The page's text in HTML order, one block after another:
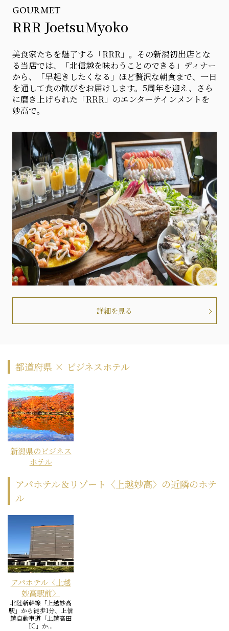
GOURMET
RRR JoetsuMyoko
美食家たちを魅了する「RRR」。その新潟初出店とな
る当店では、「北信越を味わうことのできる」ディナー
から、「早起きしたくなる」ほど贅沢な朝食まで、一日
を通して食の歓びをお届けします。5周年を迎え、さら
に磨き上げられた「RRR」のエンターテインメントを
妙高で。
詳細を見る
都道府県 × ビジネスホテル
新潟県のビジネス
ホテル
アパホテル＆リゾート〈上越妙高〉の近隣のホテ
ル
アパホテル〈上越
妙高駅前〉
北陸新幹線「上越妙高
駅」から徒歩1分、上信
越自動車道「上越高田
IC」か...